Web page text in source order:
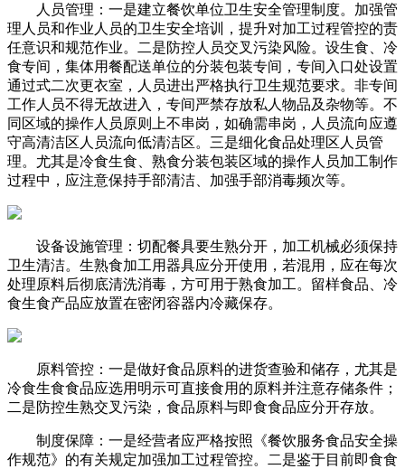
人员管理：一是建立餐饮单位卫生安全管理制度。加强管
理人员和作业人员的卫生安全培训，提升对加工过程管控的责
任意识和规范作业。二是防控人员交叉污染风险。设生食、冷
食专间，集体用餐配送单位的分装包装专间，专间入口处设置
通过式二次更衣室，人员进出严格执行卫生规范要求。非专间
工作人员不得无故进入，专间严禁存放私人物品及杂物等。不
同区域的操作人员原则上不串岗，如确需串岗，人员流向应遵
守高清洁区人员流向低清洁区。三是细化食品处理区人员管
理。尤其是冷食生食、熟食分装包装区域的操作人员加工制作
过程中，应注意保持手部清洁、加强手部消毒频次等。
设备设施管理：切配餐具要生熟分开，加工机械必须保持
卫生清洁。生熟食加工用器具应分开使用，若混用，应在每次
处理原料后彻底清洗消毒，方可用于熟食加工。留样食品、冷
食生食产品应放置在密闭容器内冷藏保存。
原料管控：一是做好食品原料的进货查验和储存，尤其是
冷食生食食品应选用明示可直接食用的原料并注意存储条件；
二是防控生熟交叉污染，食品原料与即食食品应分开存放。
制度保障：一是经营者应严格按照《餐饮服务食品安全操
作规范》的有关规定加强加工过程管控。二是鉴于目前即食食